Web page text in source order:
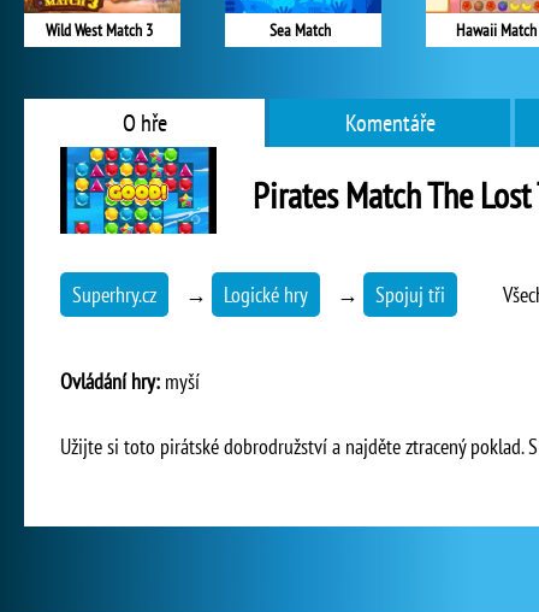
Wild West Match 3 Sea Match Hawaii
O hře Komentáře
Pirates Match The Lost
Superhry.cz → Logické hry → Spojuj tři
Ovládání hry: myší
Užijte si toto pirátské dobrodružství a najděte ztracený